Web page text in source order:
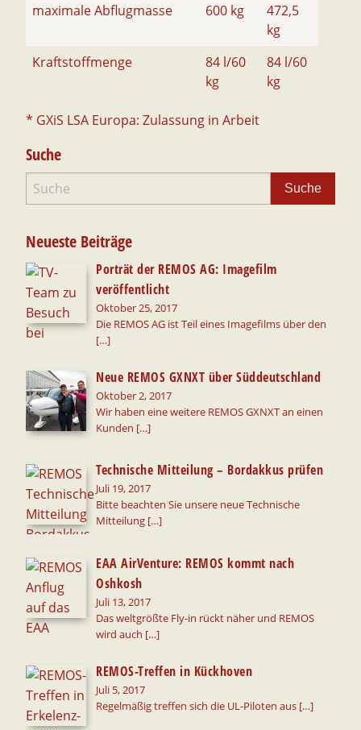
maximale Abflugmasse
600 kg
472,5
kg
Kraftstoffmenge
84 l/60
kg
84 l/60
kg
* GXiS LSA Europa: Zulassung in Arbeit
Suche
Neueste Beiträge
Porträt der REMOS AG: Imagefilm
veröffentlicht
Oktober 25, 2017
Die REMOS AG ist Teil eines Imagefilms über den
[…]
Neue REMOS GXNXT über Süddeutschland
Oktober 2, 2017
Wir haben eine weitere REMOS GXNXT an einen
Kunden […]
Technische Mitteilung – Bordakkus prüfen
Juli 19, 2017
Bitte beachten Sie unsere neue Technische
Mitteilung […]
EAA AirVenture: REMOS kommt nach
Oshkosh
Juli 13, 2017
Das weltgrößte Fly-in rückt näher und REMOS
wird auch […]
REMOS-Treffen in Kückhoven
Juli 5, 2017
Regelmäßig treffen sich die UL-Piloten aus […]